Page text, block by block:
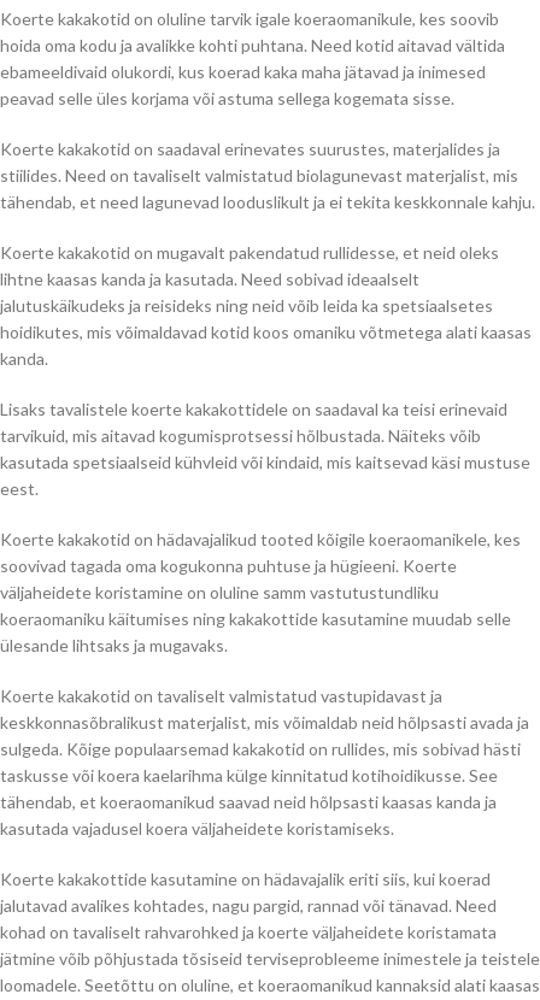
Koerte kakakotid on oluline tarvik igale koeraomanikule, kes soovib
hoida oma kodu ja avalikke kohti puhtana. Need kotid aitavad vältida
ebameeldivaid olukordi, kus koerad kaka maha jätavad ja inimesed
peavad selle üles korjama või astuma sellega kogemata sisse.
Koerte kakakotid on saadaval erinevates suurustes, materjalides ja
stiilides. Need on tavaliselt valmistatud biolagunevast materjalist, mis
tähendab, et need lagunevad looduslikult ja ei tekita keskkonnale kahju.
Koerte kakakotid on mugavalt pakendatud rullidesse, et neid oleks
lihtne kaasas kanda ja kasutada. Need sobivad ideaalselt
jalutuskäikudeks ja reisideks ning neid võib leida ka spetsiaalsetes
hoidikutes, mis võimaldavad kotid koos omaniku võtmetega alati kaasas
kanda.
Lisaks tavalistele koerte kakakottidele on saadaval ka teisi erinevaid
tarvikuid, mis aitavad kogumisprotsessi hõlbustada. Näiteks võib
kasutada spetsiaalseid kühvleid või kindaid, mis kaitsevad käsi mustuse
eest.
Koerte kakakotid on hädavajalikud tooted kõigile koeraomanikele, kes
soovivad tagada oma kogukonna puhtuse ja hügieeni. Koerte
väljaheidete koristamine on oluline samm vastutustundliku
koeraomaniku käitumises ning kakakottide kasutamine muudab selle
ülesande lihtsaks ja mugavaks.
Koerte kakakotid on tavaliselt valmistatud vastupidavast ja
keskkonnasõbralikust materjalist, mis võimaldab neid hõlpsasti avada ja
sulgeda. Kõige populaarsemad kakakotid on rullides, mis sobivad hästi
taskusse või koera kaelarihma külge kinnitatud kotihoidikusse. See
tähendab, et koeraomanikud saavad neid hõlpsasti kaasas kanda ja
kasutada vajadusel koera väljaheidete koristamiseks.
Koerte kakakottide kasutamine on hädavajalik eriti siis, kui koerad
jalutavad avalikes kohtades, nagu pargid, rannad või tänavad. Need
kohad on tavaliselt rahvarohked ja koerte väljaheidete koristamata
jätmine võib põhjustada tõsiseid terviseprobleeme inimestele ja teistele
loomadele. Seetõttu on oluline, et koeraomanikud kannaksid alati kaasas